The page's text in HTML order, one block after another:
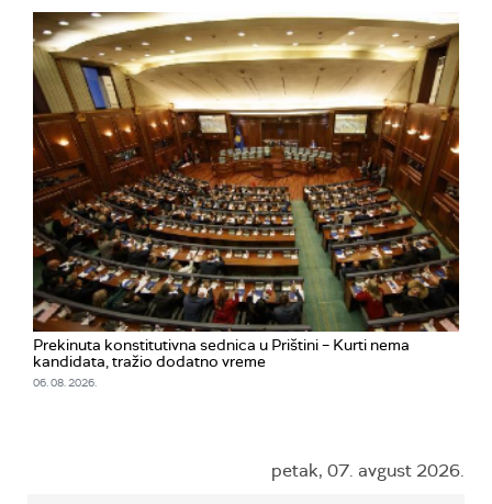
Prekinuta konstitutivna sednica u Prištini – Kurti nema
kandidata, tražio dodatno vreme
06. 08. 2026.
petak, 07. avgust 2026.